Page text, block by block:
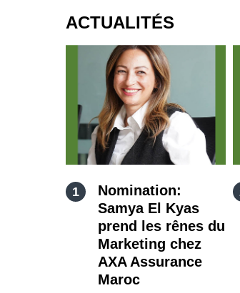
ACTUALITÉS
Nomination:
Samya El Kyas
prend les rênes du
Marketing chez
AXA Assurance
Maroc